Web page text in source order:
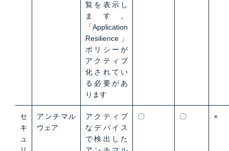
覧を表示し
ます。
「Application
Resilience」
ポリシーが
アクティブ
化されてい
る必要があ
ります
セ
キ
ュ
アンチマル
ウェア
アクティブ
なデバイス
で検出した
〇 〇 ×